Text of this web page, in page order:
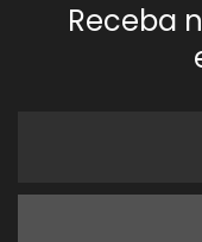
Receba